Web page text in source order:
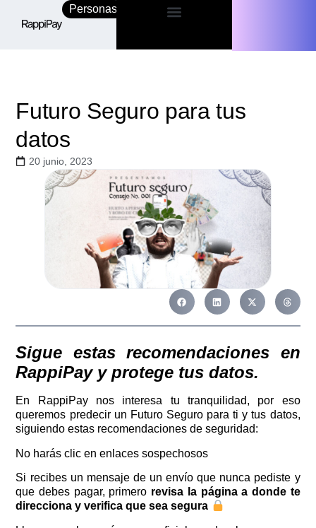
Personas Empresas
Futuro Seguro para tus
datos
20 junio, 2023
Sigue estas recomendaciones en
RappiPay y protege tus datos.
En RappiPay nos interesa tu tranquilidad, por eso
queremos predecir un Futuro Seguro para ti y tus datos,
siguiendo estas recomendaciones de seguridad:
No harás clic en enlaces sospechosos
Si recibes un mensaje de un envío que nunca pediste y
que debes pagar, primero revisa la página a donde te
direcciona y verifica que sea segura